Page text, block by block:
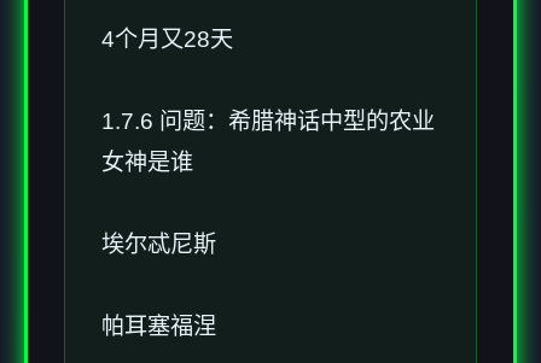
4个月又28天
1.7.6 问题：希腊神话中型的农业
女神是谁
埃尔忒尼斯
帕耳塞福涅